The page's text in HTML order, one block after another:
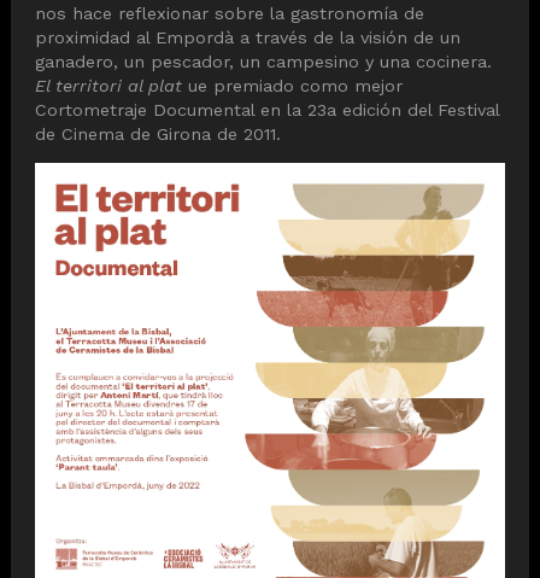
nos hace reflexionar sobre la gastronomía de
proximidad al Empordà a través de la visión de un
ganadero, un pescador, un campesino y una cocinera.
El territori al plat ue premiado como mejor
Cortometraje Documental en la 23a edición del Festival
de Cinema de Girona de 2011.